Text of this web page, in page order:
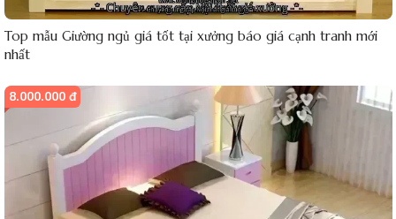
Top mẫu Giường ngủ giá tốt tại xưởng báo giá cạnh tranh mới
nhất
8.000.000 đ